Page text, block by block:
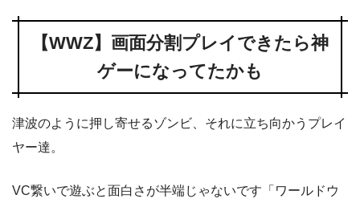
【WWZ】画面分割プレイできたら神
ゲーになってたかも
津波のように押し寄せるゾンビ、それに立ち向かうプレイ
ヤー達。
VC繋いで遊ぶと面白さが半端じゃないです「ワールドウ